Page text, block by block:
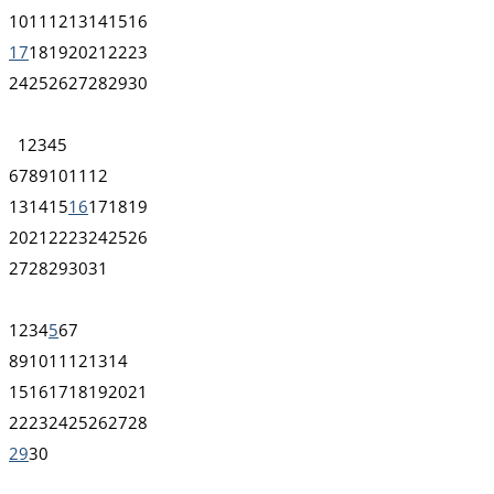
1011 1213141516
1718192021 2223
24252627282930
1 2345
67891011 12
13141516171819
2021 2223242526
2728293031
1 234567
891011 121314
15161718192021
22232425262728
2930